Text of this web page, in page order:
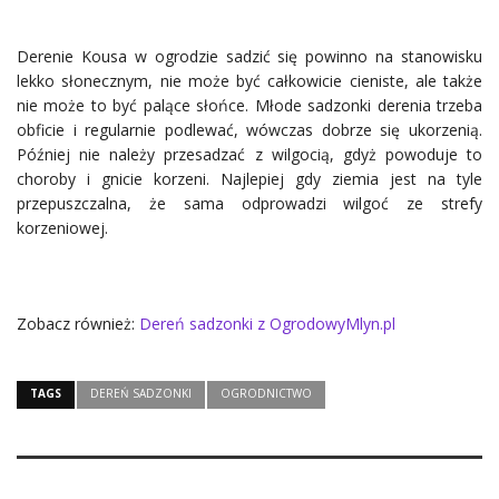
Derenie Kousa w ogrodzie sadzić się powinno na stanowisku
lekko słonecznym, nie może być całkowicie cieniste, ale także
nie może to być palące słońce. Młode sadzonki derenia trzeba
obficie i regularnie podlewać, wówczas dobrze się ukorzenią.
Później nie należy przesadzać z wilgocią, gdyż powoduje to
choroby i gnicie korzeni. Najlepiej gdy ziemia jest na tyle
przepuszczalna, że sama odprowadzi wilgoć ze strefy
korzeniowej.
Zobacz również: Dereń sadzonki z OgrodowyMlyn.pl
TAGS DEREŃ SADZONKI OGRODNICTWO